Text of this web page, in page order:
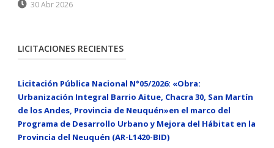
30 Abr 2026
LICITACIONES RECIENTES
Licitación Pública Nacional N°05/2026: «Obra:
Urbanización Integral Barrio Aitue, Chacra 30, San Martín
de los Andes, Provincia de Neuquén»en el marco del
Programa de Desarrollo Urbano y Mejora del Hábitat en la
Provincia del Neuquén (AR-L1420-BID)